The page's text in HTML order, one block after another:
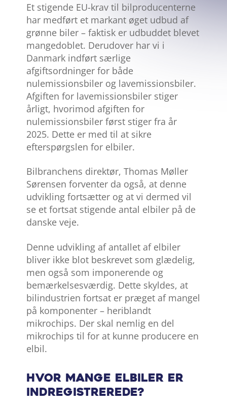
Et stigende EU-krav til bilproducenterne
har medført et markant øget udbud af
grønne biler – faktisk er udbuddet blevet
mangedoblet. Derudover har vi i
Danmark indført særlige
afgiftsordninger for både
nulemissionsbiler og lavemissionsbiler.
Afgiften for lavemissionsbiler stiger
årligt, hvorimod afgiften for
nulemissionsbiler først stiger fra år
2025. Dette er med til at sikre
efterspørgslen for elbiler.
Bilbranchens direktør, Thomas Møller
Sørensen forventer da også, at denne
udvikling fortsætter og at vi dermed vil
se et fortsat stigende antal elbiler på de
danske veje.
Denne udvikling af antallet af elbiler
bliver ikke blot beskrevet som glædelig,
men også som imponerende og
bemærkelsesværdig. Dette skyldes, at
bilindustrien fortsat er præget af mangel
på komponenter – heriblandt
mikrochips. Der skal nemlig en del
mikrochips til for at kunne producere en
elbil.
Hvor mange elbiler er
indregistrerede?